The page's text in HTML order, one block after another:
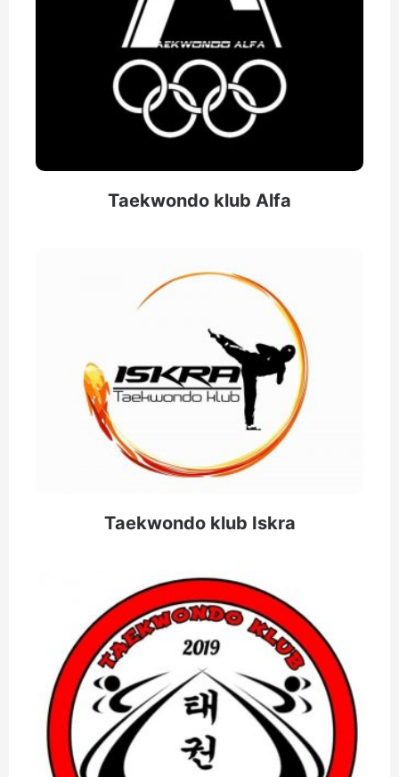
Taekwondo klub Alfa
Taekwondo klub Iskra